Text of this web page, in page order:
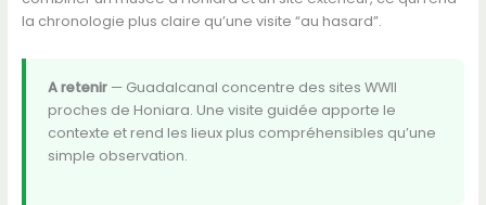
la chronologie plus claire qu’une visite “au hasard”.
A retenir— Guadalcanal concentre des sites WWII
proches de Honiara. Une visite guidée apporte le
contexte et rend les lieux plus compréhensibles qu’une
simple observation.